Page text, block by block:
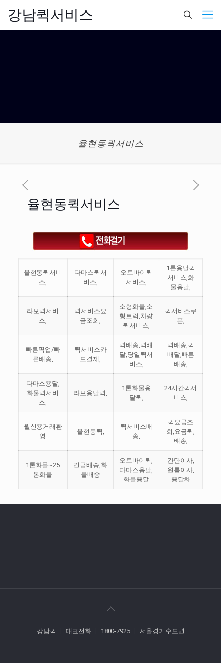
강남퀵서비스
율현동퀵서비스
율현동퀵서비스
율현동퀵서비
스,
다마스퀵서
비스,
오토바이퀵
서비스,
1톤용달퀵
서비스,화
물용달,
라보퀵서비
스,
퀵서비스요
금조회,
소형화물,소
형트럭,차량
퀵서비스,
퀵서비스쿠
폰,
빠른픽업/빠
른배송,
퀵서비스카
드결제,
퀵배송,퀵배
달,당일퀵서
비스,
퀵배송,퀵
배달,빠른
배송,
다마스용달,
화물퀵서비
스,
라보용달퀵,
1톤화물용
달퀵,
24시간퀵서
비스,
월신용거래환
영
율현동퀵,
퀵서비스배
송,
퀵요금조
회,요금퀵,
배송,
1톤화물~25
톤화물
긴급배송,화
물배송
오토바이퀵,
다마스용달,
화물용달
간단이사,
원룸이사,
용달차
강남퀵 ㅣ 대표전화 ㅣ 1800-7925 ㅣ 서울경기수도권